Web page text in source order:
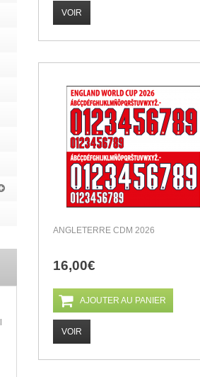
VOIR
ANGLETERRE CDM 2026
16,00€
AJOUTER AU PANIER
VOIR